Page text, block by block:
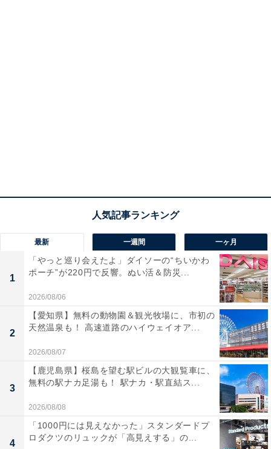
最新 一週間 一ヶ月
1
「やっと巡り会えたよ」ダイソーの“ちいかわ
ポーチ”が220円で反響。ぬい活＆防災...
2026/08/06
2
【愛知県】無料の動物園＆観光牧場に、市初の
天然温泉も！ 高速道路のハイウェイオア...
2026/08/07
3
【鹿児島県】桜島を望む駅ビルの大観覧車に、
無料の駅ナカ足湯も！ 駅ナカ・駅直結ス...
2026/08/08
4
「1000円には見えなかった」スタンダードプ
ロダクツのリュックが「高見えする」の...